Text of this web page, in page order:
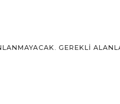
GEREKLI